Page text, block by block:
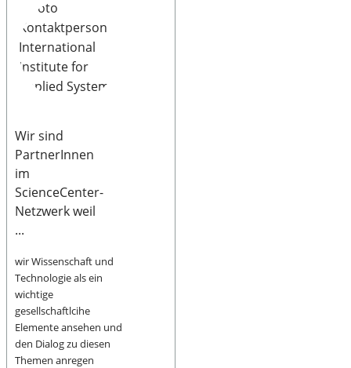
Wir sind
PartnerInnen
im
ScienceCenter-
Netzwerk weil
...
wir Wissenschaft und
Technologie als ein
wichtige
gesellschaftlcihe
Elemente ansehen und
den Dialog zu diesen
Themen anregen